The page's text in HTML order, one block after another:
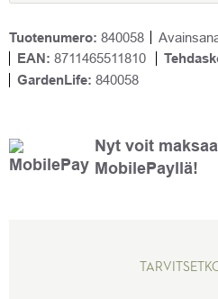
Tuotenumero: 840058
EAN: 8711465511810
GardenLife: 840058
Nyt voit
MobilePayllä!